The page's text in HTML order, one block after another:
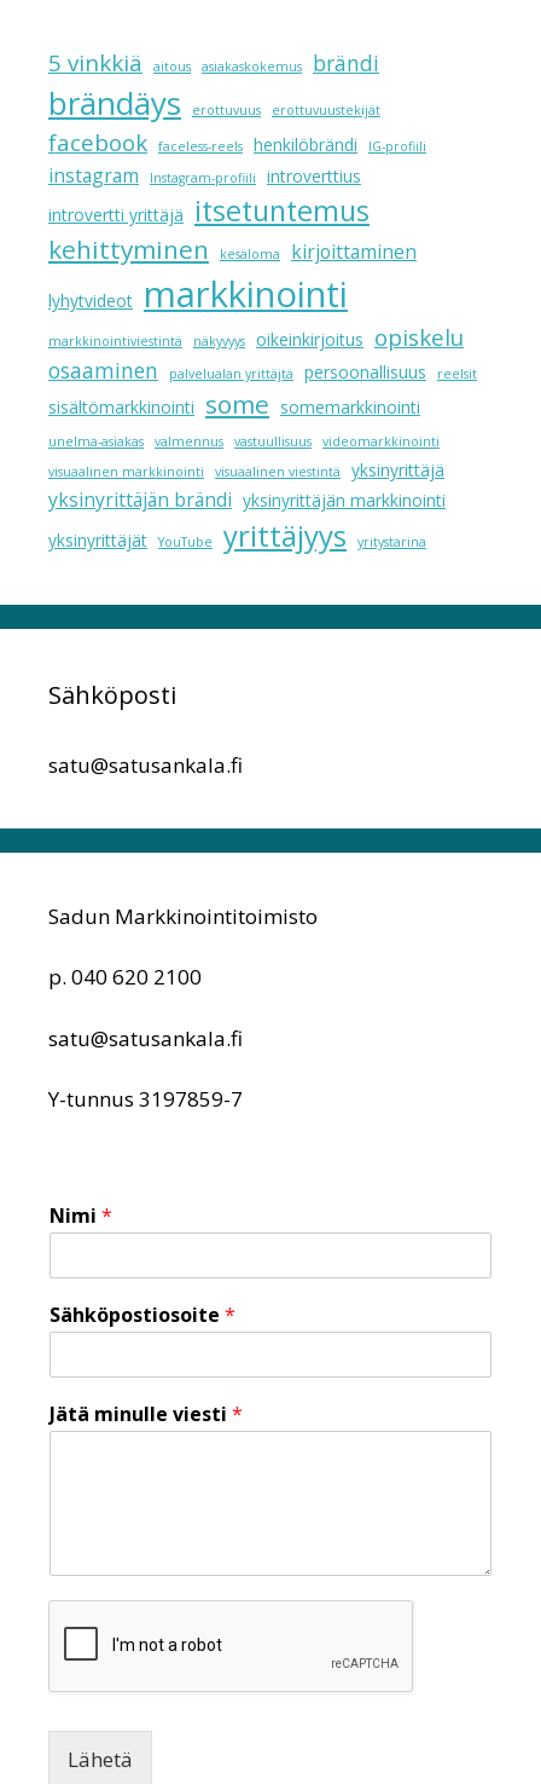
5 vinkkiä aitous asiakaskokemus brändi
brändäys erottuvuus erottuvuustekijät
facebook faceless-reels henkilöbrändi IG-profiili
instagram Instagram-profiili
introverttius
introvertti yrittäjä
itsetuntemus
kehittyminen kesäloma kirjoittaminen
lyhytvideot markkinointi
markkinointiviestintä näkyvyys oikeinkirjoitus opiskelu
osaaminen palvelualan yrittäjtä persoonallisuus reelsit
sisältömarkkinointi some somemarkkinointi
unelma-asiakas valmennus vastuullisuus
videomarkkinointi
visuaalinen markkinointi
visuaalinen viestintä yksinyrittäjä
yksinyrittäjän brändi yksinyrittäjän markkinointi
yksinyrittäjät
YouTube yrittäjyys yritystarina
Sähköposti
satu@satusankala.fi
Sadun Markkinointitoimisto
p. 040 620 2100
satu@satusankala.fi
Y-tunnus 3197859-7
Nimi *
Sähköpostiosoite *
Jätä minulle viesti *
Lähetä